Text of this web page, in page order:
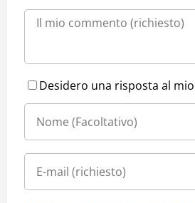
Desidero una risposta al